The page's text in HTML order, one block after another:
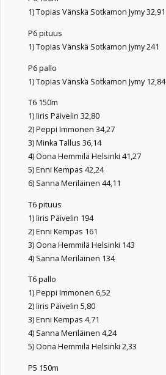
1) Topias Vänskä Sotkamon Jymy 32,91
P6 pituus
1) Topias Vänskä Sotkamon Jymy 241
P6 pallo
1) Topias Vänskä Sotkamon Jymy 12,84
T6 150m
1) Iiris Päivelin 32,80
2) Peppi Immonen 34,27
3) Minka Tallus 36,14
4) Oona Hemmilä Helsinki 41,27
5) Enni Kempas 42,24
6) Sanna Meriläinen 44,11
T6 pituus
1) Iiris Päivelin 194
2) Enni Kempas 161
3) Oona Hemmilä Helsinki 143
4) Sanna Meriläinen 134
T6 pallo
1) Peppi Immonen 6,52
2) Iiris Päivelin 5,80
3) Enni Kempas 4,71
4) Sanna Meriläinen 4,24
5) Oona Hemmilä Helsinki 2,33
P5 150m